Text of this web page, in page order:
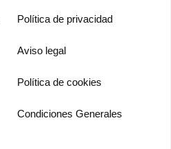
Política de privacidad
Aviso legal
Política de cookies
Condiciones Generales